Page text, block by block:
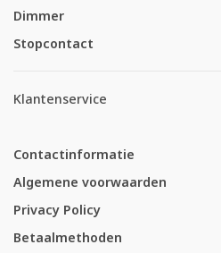
Dimmer
Stopcontact
Klantenservice
Contactinformatie
Algemene voorwaarden
Privacy Policy
Betaalmethoden